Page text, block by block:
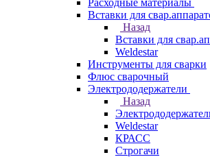
Расходные материалы
Вставки для
Назад
Вставки для
Weldestar
Инструменты для сварки
Флюс сварочный
Электрододержатели
Назад
Weldestar
КРАСС
Строгачи